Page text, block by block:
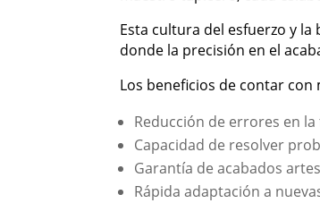
Esta cultura del esfuerzo y
donde la precisión en el
Los beneficios de contar
Reducción de errores en
Capacidad de resolver
Garantía de acabados
Rápida adaptación a